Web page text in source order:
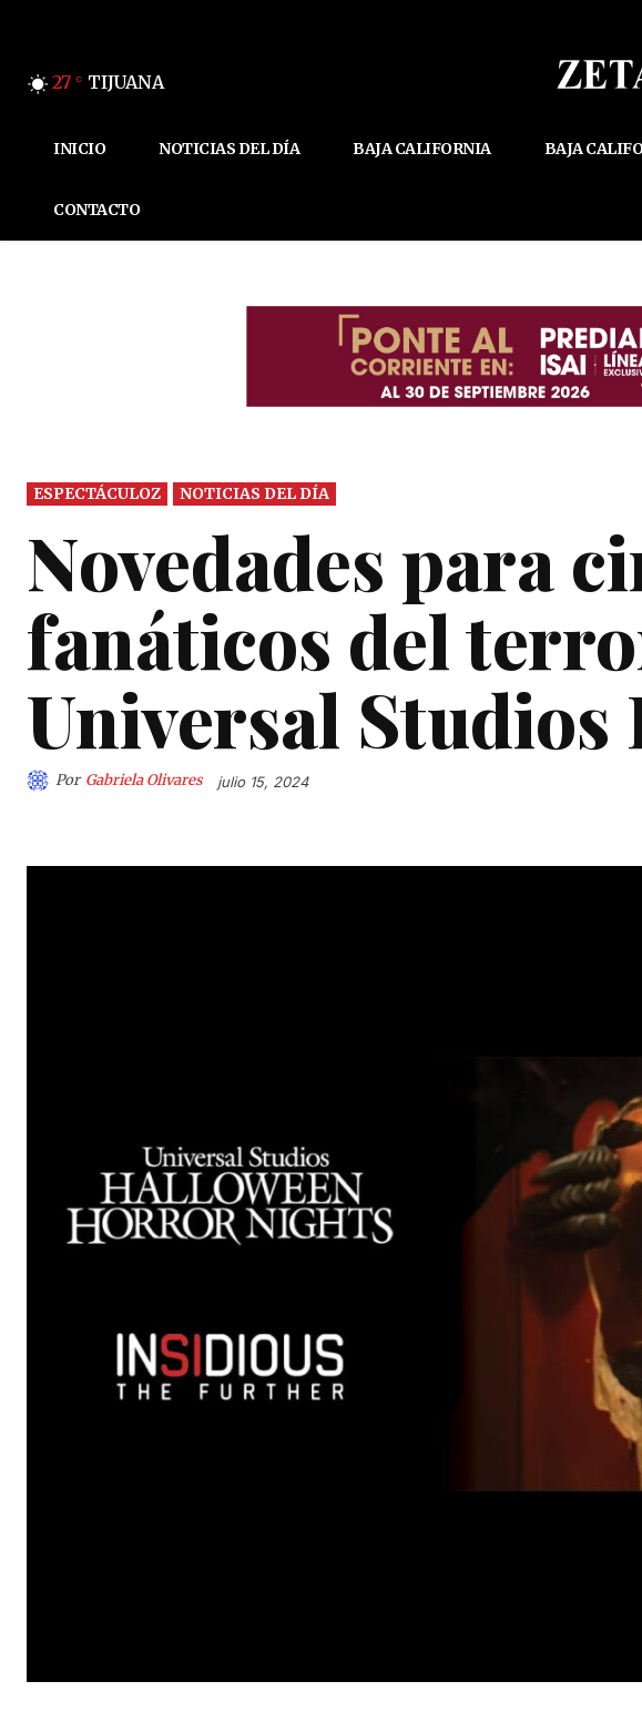
27 C TIJUANA
INICIO NOTICIAS DEL DÍA BAJA CALIFORNIA BAJA
CONTACTO
ESPECTÁCULOZ NOTICIAS DEL DÍA
Novedades para
fanáticos del
Universal
Por Gabriela Olivares julio 15, 2024